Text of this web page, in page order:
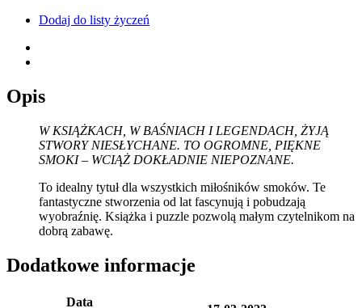
Dodaj do listy życzeń
Opis
W KSIĄŻKACH, W BAŚNIACH I LEGENDACH, ŻYJĄ
STWORY NIESŁYCHANE. TO OGROMNE, PIĘKNE
SMOKI – WCIĄŻ DOKŁADNIE NIEPOZNANE.
To idealny tytuł dla wszystkich miłośników smoków. Te
fantastyczne stworzenia od lat fascynują i pobudzają
wyobraźnię. Książka i puzzle pozwolą małym czytelnikom na
dobrą zabawę.
Dodatkowe informacje
Data